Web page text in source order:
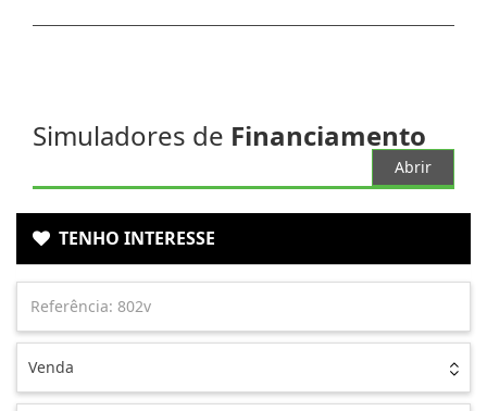
Simuladores de Financiamento
Abrir
TENHO INTERESSE
Venda